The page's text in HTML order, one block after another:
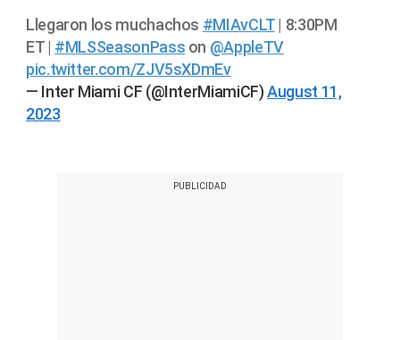
Llegaron los muchachos #MIAvCLT| 8:30PM
ET | #MLSSeasonPass on @AppleTV
pic.twitter.com/ZJV5sXDmEv
— Inter Miami CF (@InterMiamiCF)August 11,
2023